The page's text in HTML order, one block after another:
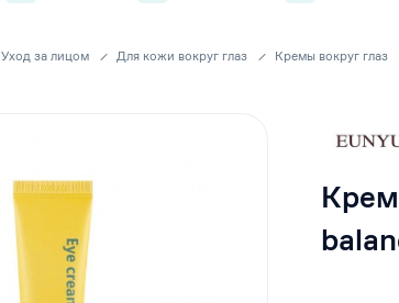
Уход за лицом Для кожи вокруг глаз Кремы вокруг глаз
Крем
Тени для век
Для губ